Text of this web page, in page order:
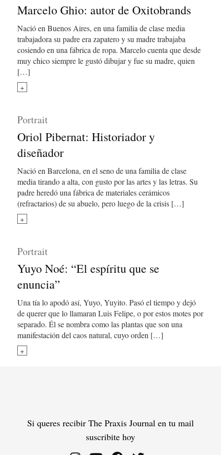
Marcelo Ghio: autor de Oxitobrands
Nació en Buenos Aires, en una familia de clase media
trabajadora su padre era zapatero y su madre trabajaba
cosiendo en una fábrica de ropa. Marcelo cuenta que desde
muy chico siempre le gustó dibujar y fue su madre, quien
[…]
+
Portrait
Oriol Pibernat: Historiador y
diseñador
Nació en Barcelona, en el seno de una familia de clase
media tirando a alta, con gusto por las artes y las letras. Su
padre heredó una fábrica de materiales cerámicos
(refractarios) de su abuelo, pero luego de la crisis […]
+
Portrait
Yuyo Noé: “El espíritu que se
enuncia”
Una tía lo apodó así, Yuyo, Yuyito. Pasó el tiempo y dejó
de querer que lo llamaran Luis Felipe, o por estos motes por
separado. Él se nombra como las plantas que son una
manifestación del caos natural, cuyo orden […]
+
Si queres recibir The Praxis Journal en tu mail
suscribite hoy